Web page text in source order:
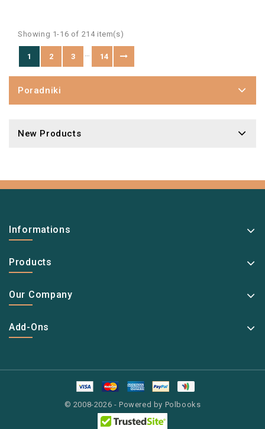
Showing 1-16 of 214 item(s)
1 2 3 … 14
Poradniki
New Products
Informations
Products
Our Company
Add-Ons
© 2008-2026 - Powered by Polbooks